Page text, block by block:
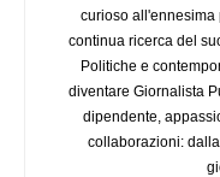
curioso all'ennesima
continua ricerca del
Politiche e
diventare Giornalista
dipendente,
collaborazioni: